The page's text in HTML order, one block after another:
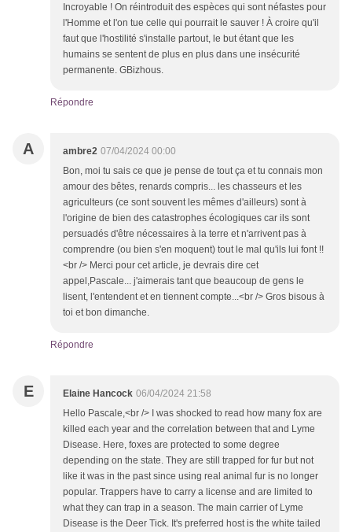
Incroyable ! On réintroduit des espèces qui sont néfastes pour
l'Homme et l'on tue celle qui pourrait le sauver ! À croire qu'il
faut que l'hostilité s'installe partout, le but étant que les
humains se sentent de plus en plus dans une insécurité
permanente. GBizhous.
Répondre
A ambre2 07/04/2024 00:00
Bon, moi tu sais ce que je pense de tout ça et tu connais mon
amour des bêtes, renards compris... les chasseurs et les
agriculteurs (ce sont souvent les mêmes d'ailleurs) sont à
l'origine de bien des catastrophes écologiques car ils sont
persuadés d'être nécessaires à la terre et n'arrivent pas à
comprendre (ou bien s'en moquent) tout le mal qu'ils lui font !!
<br /> Merci pour cet article, je devrais dire cet
appel,Pascale... j'aimerais tant que beaucoup de gens le
lisent, l'entendent et en tiennent compte...<br /> Gros bisous à
toi et bon dimanche.
Répondre
E Elaine Hancock 06/04/2024 21:58
Hello Pascale,<br /> I was shocked to read how many fox are
killed each year and the correlation between that and Lyme
Disease. Here, foxes are protected to some degree
depending on the state. They are still trapped for fur but not
like it was in the past since using real animal fur is no longer
popular. Trappers have to carry a license and are limited to
what they can trap in a season. The main carrier of Lyme
Disease is the Deer Tick. It's preferred host is the white tailed